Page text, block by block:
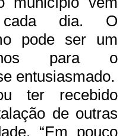
dia. O
pode ser um
para o
entusiasmado.
ter recebido
de outras
“Em pouco